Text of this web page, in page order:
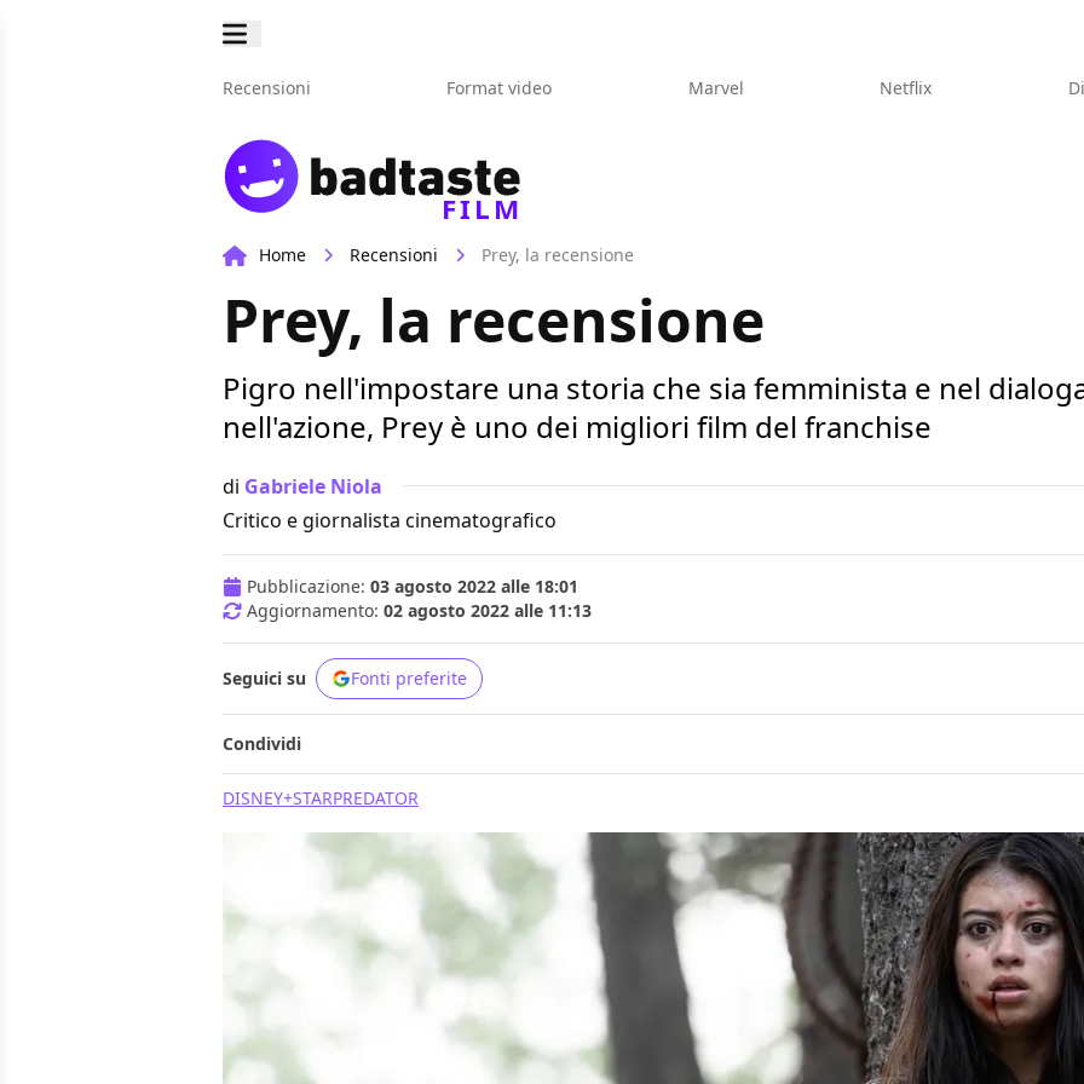
Recensioni Format video Marvel Netflix
FILM
Home Recensioni Prey, la recensione
Prey, la recensione
Pigro nell'impostare una storia che sia femminista e nel
nell'azione, Prey è uno dei migliori film del franchise
di Gabriele Niola
Critico e giornalista cinematografico
Pubblicazione: 03 agosto 2022 alle 18:01
Aggiornamento: 02 agosto 2022 alle 11:13
Seguici su Fonti preferite
Condividi
DISNEY+STARPREDATOR